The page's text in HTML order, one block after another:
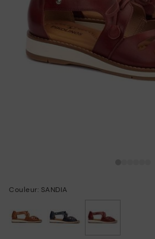
Couleur: SANDIA